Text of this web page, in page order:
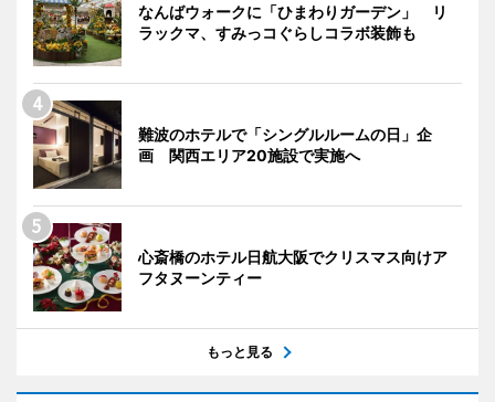
なんばウォークに「ひまわりガーデン」 リ
ラックマ、すみっコぐらしコラボ装飾も
難波のホテルで「シングルルームの日」企
画 関西エリア20施設で実施へ
心斎橋のホテル日航大阪でクリスマス向けア
フタヌーンティー
もっと見る